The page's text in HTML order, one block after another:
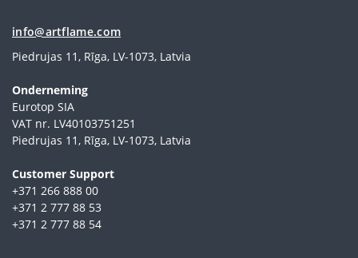
info@artflame.com
Piedrujas 11, Rīga, LV-1073, Latvia
Onderneming
Eurotop SIA
VAT nr. LV40103751251
Piedrujas 11, Rīga, LV-1073, Latvia
Сustomer Support
+371 266 888 00
+371 2 777 88 53
+371 2 777 88 54